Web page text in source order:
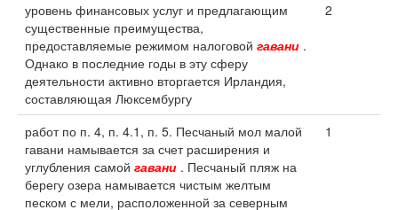
уровень финансовых услуг и предлагающим
существенные преимущества,
предоставляемые режимом налоговой гавани .
Однако в последние годы в эту сферу
деятельности активно вторгается Ирландия,
составляющая Люксембургу
2
работ по п. 4, п. 4.1, п. 5. Песчаный мол малой
гавани намывается за счет расширения и
углубления самой гавани . Песчаный пляж на
берегу озера намывается чистым желтым
песком с мели, расположенной за северным
1